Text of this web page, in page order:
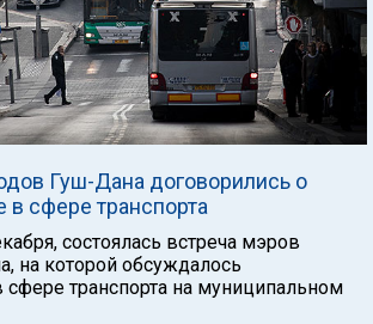
Гуш-Дана договорились о
в сфере транспорта
состоялась встреча мэров
на которой обсуждалось
сфере транспорта на муниципальном